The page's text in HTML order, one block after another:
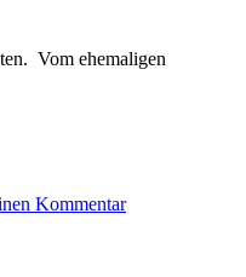
Vom ehemaligen
Kommentar